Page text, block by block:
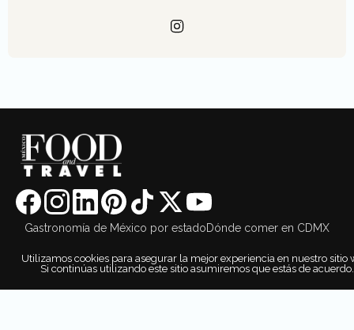
Gastronomía de México por estadoDónde comer en CDMX
Utilizamos cookies para asegurar la mejor experiencia en nuestro sitio
Si continúas utilizando este sitio asumiremos que estás de acuerdo.